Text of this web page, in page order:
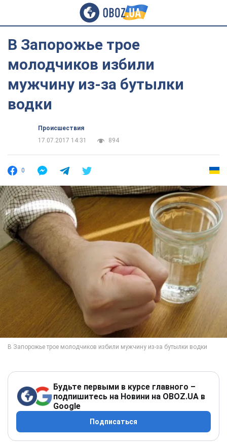
В Запорожье трое
молодчиков избили
мужчину из-за бутылки
водки
Происшествия
17.07.2017 14:31
894
0
Будьте первыми в курсе главного –
подпишитесь на Новини на OBOZ.UA в
Google
Подписаться